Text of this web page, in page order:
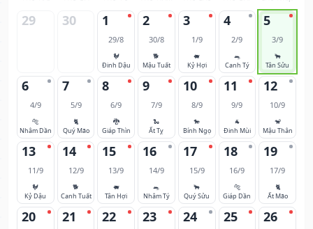
29 30 1
29/8
🐓
Đinh Dậu
2
30/8
🐕
Mậu Tuất
3
1/9
🐖
Kỷ Hợi
4
2/9
🐀
Canh Tý
5
3/9
🐂
Tân Sửu
6
4/9
🐅
Nhâm Dần
7
5/9
🐈
Quý Mão
8
6/9
🐉
Giáp Thìn
9
7/9
🐍
Ất Tỵ
10
8/9
🐎
Bính Ngọ
11
9/9
🐐
Đinh Mùi
12
10/9
🐒
Mậu Thân
13
11/9
🐓
Kỷ Dậu
14
12/9
🐕
Canh Tuất
15
13/9
🐖
Tân Hợi
16
14/9
🐀
Nhâm Tý
17
15/9
🐂
Quý Sửu
18
16/9
🐅
Giáp Dần
19
17/9
🐈
Ất Mão
20 21 22 23 24 25 26